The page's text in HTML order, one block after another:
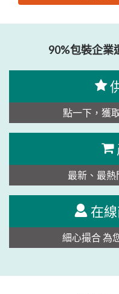
90%包裝企業
點一下，獲
最新、最
在
細心撮合 為